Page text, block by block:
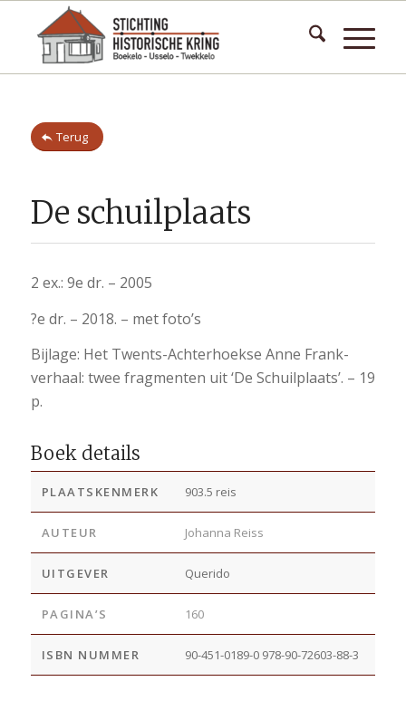
Terug
De schuilplaats
2 ex.: 9e dr. – 2005
?e dr. – 2018. – met foto’s
Bijlage: Het Twents-Achterhoekse Anne Frank-
verhaal: twee fragmenten uit ‘De Schuilplaats’. – 19
p.
Boek details
PLAATSKENMERK 903.5 reis
AUTEUR Johanna Reiss
UITGEVER Querido
PAGINA’S 160
ISBN NUMMER 90-451-0189-0 978-90-72603-88-3